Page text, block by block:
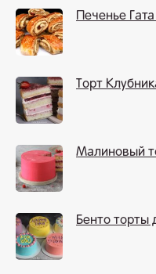
Печенье
Торт
Малиновый
Бенто